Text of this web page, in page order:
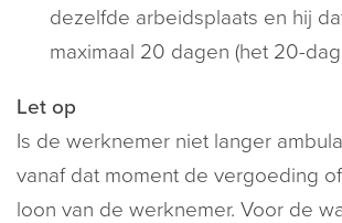
dezelfde arbeidsplaats en hij
maximaal 20 dagen (het 20-
Let op
Is de werknemer niet langer
vanaf dat moment de vergoeding
loon van de werknemer. Voor de